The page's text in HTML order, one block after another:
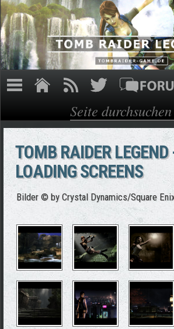
Direkt zum Inhalt
Suchformular
Suche
TOMB RAIDER LEGEND
LOADING SCREENS
Bilder © by Crystal Dynamics/Square